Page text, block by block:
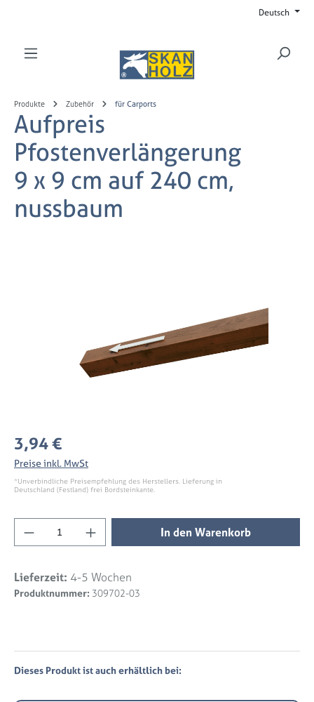
Produkte Zubehör für Carports
Aufpreis
Pfostenverlängerung
9 x 9 cm auf 240 cm,
nussbaum
Regulärer Preis:
3,94 €
Preise inkl. MwSt
*Unverbindliche Preisempfehlung des Herstellers. Lieferung in
Deutschland (Festland) frei Bordsteinkante.
Produkt Anzahl: Gib den gewünschten
In den Warenkorb
Lieferzeit: 4-5 Wochen
Produktnummer: 309702-03
Dieses Produkt ist auch erhältlich bei:
Deutsch